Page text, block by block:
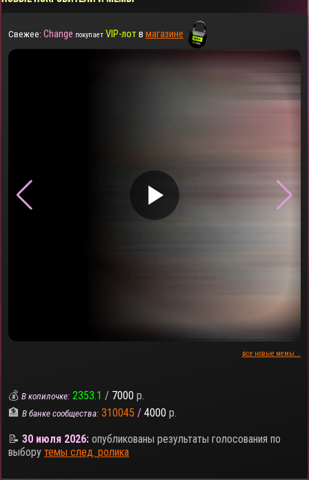
Свежее: Change покупает VIP-лотвмагазине
▶
все новые мемы...
💰В копилочке: 2353.1 / 7000 р.
🏦В банке сообщества: 310045 / 4000 р.
📝30 июля 2026: опубликованы результаты голосования по
выборутемы след. ролика